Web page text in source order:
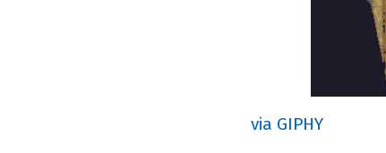
via GIPHY